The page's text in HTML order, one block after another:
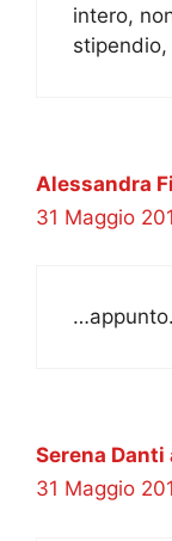
intero,
Alessandra
31 Maggio
Serena
31 Maggio